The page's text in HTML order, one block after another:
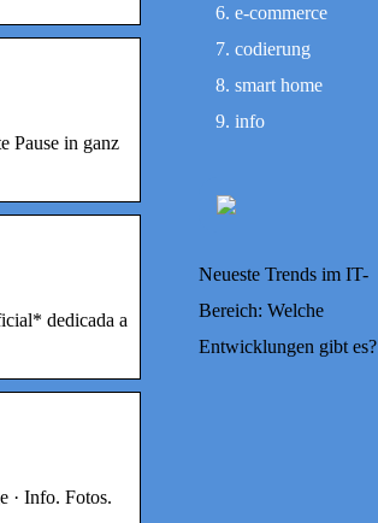
Pause in ganz
dedicada a
· Info. Fotos.
e-commerce
codierung
smart home
info
Neueste Trends im IT-
Bereich: Welche
Entwicklungen gibt es?